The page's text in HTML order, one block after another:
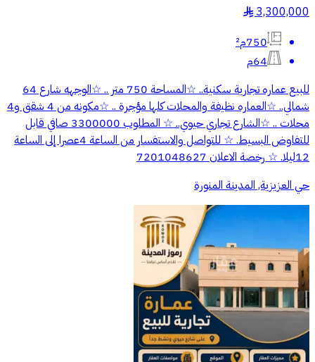
3,300,000
§
750م²
64م
للبيع عماره تجارية سكنية.. ☆المساحة 750 متر .. ☆الوجهه شارع 64
شمالي.. ☆العماره نظيفة والمحلات كلها مؤجرة .. ☆مكونه من 4 شقق و4
محلات .. ☆الشارع تجاري حيوي.. ☆ المطلوب 3300000 صافي قابل
للتفاوض البسيط. ☆ للتواصل والاستفسار من الساعة 4عصرا إلى الساعة
12ليلا. ☆ رخصة الاعلان 7201048627
حي العزيزية, المدينة المنورة